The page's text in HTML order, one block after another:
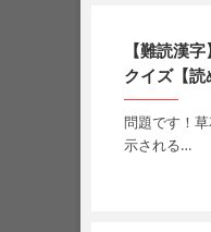
【難読漢
クイズ【読
問題です！
示される…